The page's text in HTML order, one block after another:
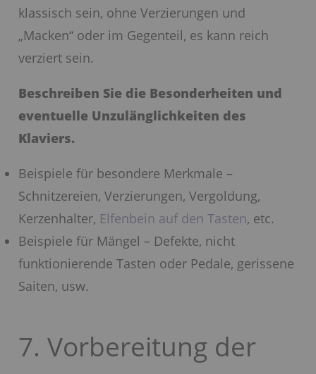
klassisch sein, ohne Verzierungen und
„Macken“ oder im Gegenteil, es kann reich
verziert sein.
Beschreiben Sie die Besonderheiten und
eventuelle Unzulänglichkeiten des
Klaviers.
Beispiele für besondere Merkmale –
Schnitzereien, Verzierungen, Vergoldung,
Kerzenhalter, Elfenbein auf den Tasten, etc.
Beispiele für Mängel – Defekte, nicht
funktionierende Tasten oder Pedale, gerissene
Saiten, usw.
7. Vorbereitung der